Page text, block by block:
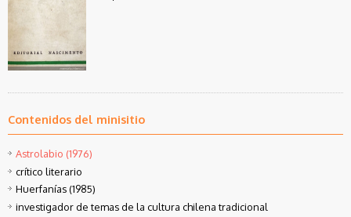
Contenidos del minisitio
Astrolabio (1976)
crítico literario
Huerfanías (1985)
investigador de temas de la cultura chilena tradicional